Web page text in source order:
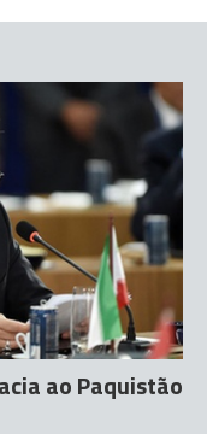
ao Paquistão